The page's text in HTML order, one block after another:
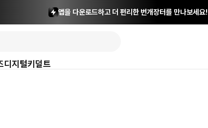
앱을 다운로드하고 더 편리한 번개장터를 만나보세요!
디지털키덜트